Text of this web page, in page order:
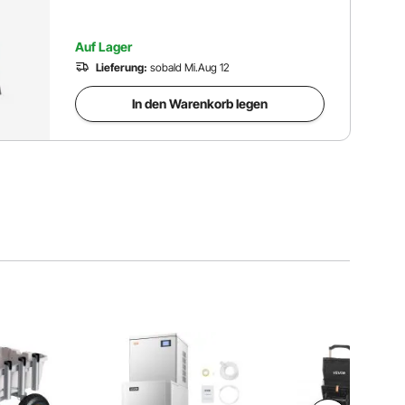
Auf Lager
Lieferung: sobald Mi.Aug 12
In den Warenkorb legen